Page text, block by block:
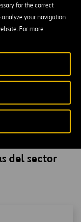
for the correct
your navigation
For more
del sector